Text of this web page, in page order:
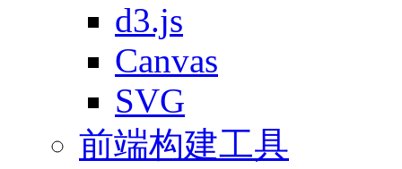
d3.js
Canvas
SVG
前端构建工具